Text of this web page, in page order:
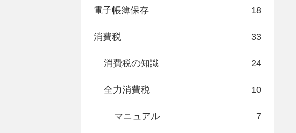
電子帳簿保存 18
消費税 33
消費税の知識 24
全力消費税 10
マニュアル 7